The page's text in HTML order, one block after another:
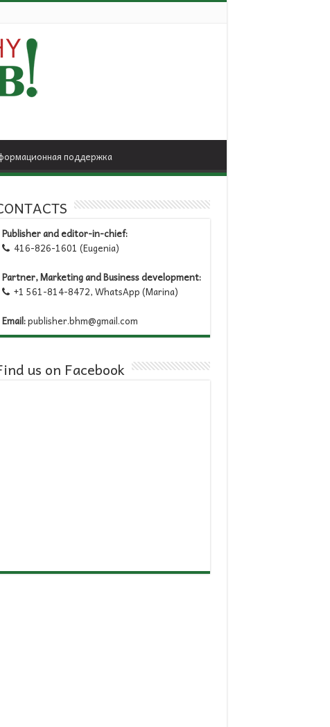
поддержка
Publisher and editor-in-chief:
416-826-1601 (Eugenia)
Partner, Marketing and Business development:
+1 561-814-8472, WhatsApp (Marina)
Email:publisher.bhm@gmail.com
us on Facebook